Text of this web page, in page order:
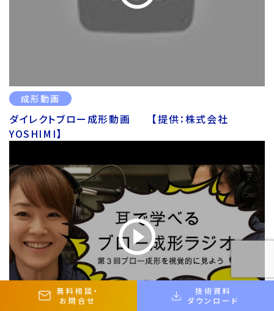
成形動画
ダイレクトブロー成形動画 【提供：株式会社
YOSHIMI】
無料相談 ・
お問合せ
技術資料
ダウンロード